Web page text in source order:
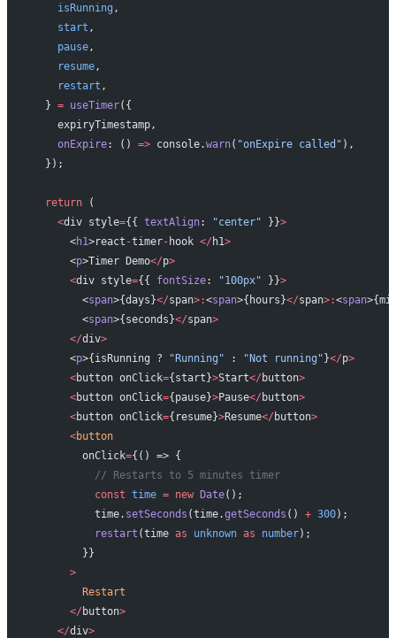
    isRunning
,
    start
,
    pause
,
    resume
,
    restart
,
  }
= useTimer({
    expiryTimestamp,
    onExpire
: () => console.warn( "onExpire called" ),
  });
  return
(
    <
div style={{ textAlign: "center" }}>
      <
h1>react -timer- hook </h1>
      <
p>Timer Demo</p>
      <
div style={{ fontSize: "100px" }}>
        <
span>{days}</span>:<span>{hours}</span>:<span
        <
span>{seconds}</span>
      </
div>
      <
p>{isRunning ? "Running" : "Not running"}</p>
      <
button onClick={start}>Start</button>
      <
button onClick={pause}>Pause</button>
      <
button onClick={resume}>Resume</button>
      <
button
        onClick
={() => {
          // Restarts to 5 minutes timer
          const
time = new Date();
          time.
setSeconds (time.getSeconds () + 300);
          restart
(time as unknown as number);
        }}
      >
        Restart
      </
button>
    </
div>